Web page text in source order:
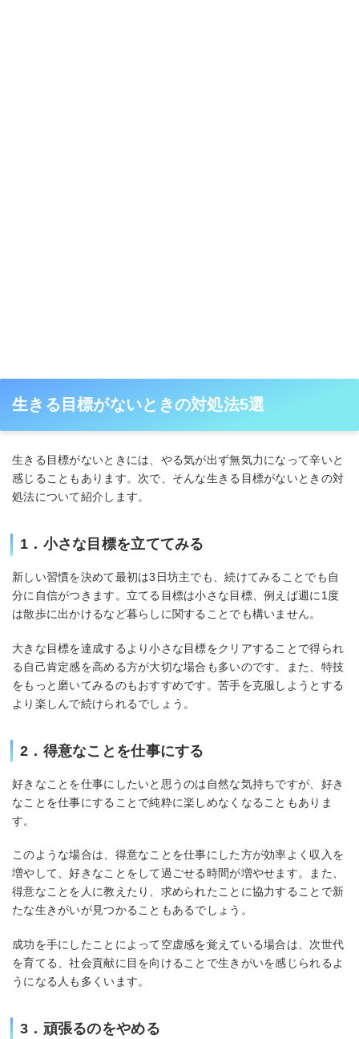
生きる目標がないときの対処法5選
生きる目標がないときには、やる気が出ず無気力になって辛いと
感じることもあります。次で、そんな生きる目標がないときの対
処法について紹介します。
1．小さな目標を立ててみる
新しい習慣を決めて最初は3日坊主でも、続けてみることでも自
分に自信がつきます。立てる目標は小さな目標、例えば週に1度
は散歩に出かけるなど暮らしに関することでも構いません。
大きな目標を達成するより小さな目標をクリアすることで得られ
る自己肯定感を高める方が大切な場合も多いのです。また、特技
をもっと磨いてみるのもおすすめです。苦手を克服しようとする
より楽しんで続けられるでしょう。
2．得意なことを仕事にする
好きなことを仕事にしたいと思うのは自然な気持ちですが、好き
なことを仕事にすることで純粋に楽しめなくなることもありま
す。
このような場合は、得意なことを仕事にした方が効率よく収入を
増やして、好きなことをして過ごせる時間が増やせます。また、
得意なことを人に教えたり、求められたことに協力することで新
たな生きがいが見つかることもあるでしょう。
成功を手にしたことによって空虚感を覚えている場合は、次世代
を育てる、社会貢献に目を向けることで生きがいを感じられるよ
うになる人も多くいます。
3．頑張るのをやめる